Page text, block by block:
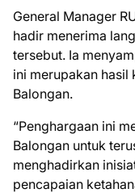
General Manager
hadir menerima
tersebut. Ia
ini merupakan hasil
Balongan.
“Penghargaan ini
Balongan untuk
menghadirkan
pencapaian